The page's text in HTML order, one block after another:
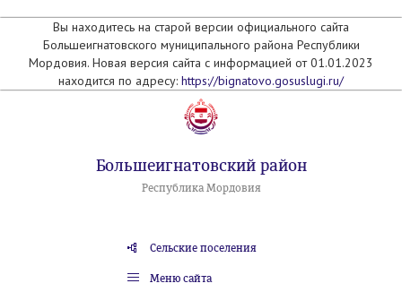
Вы находитесь на старой версии официального сайта
Большеигнатовского муниципального района Республики
Мордовия. Новая версия сайта с информацией от 01.01.2023
находится по адресу: https://bignatovo.gosuslugi.ru/
Большеигнатовский район
Республика Мордовия
Сельские поселения
Меню сайта